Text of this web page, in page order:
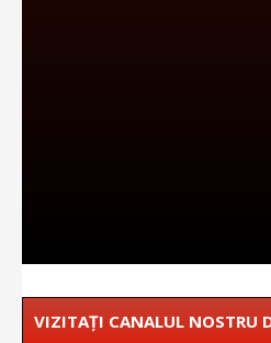
VIZITAȚI CANALUL NOSTRU